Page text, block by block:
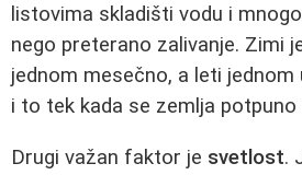
listovima skladišti vodu i
nego preterano zalivanje. Zimi
jednom mesečno, a leti jednom
i to tek kada se zemlja potpuno
Drugi važan faktor je svetlost.